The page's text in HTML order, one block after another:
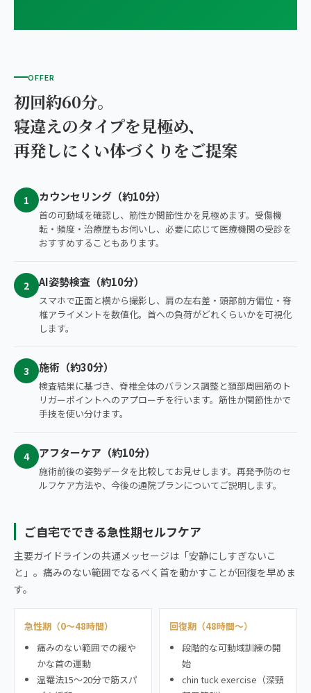
OFFER
初回約60分。
寝違えのタイプを見極め、
再発しにくい体づくりをご提案
1 カウンセリング（約10分）
首の可動域を確認し、筋性か関節性かを見極めます。受傷機
転・頻度・治療歴もお伺いし、必要に応じて医療機関の受診を
おすすめすることもあります。
2 AI姿勢検査（約10分）
スマホで正面と横から撮影し、肩の左右差・頭部前方偏位・脊
椎アライメントを数値化。首への負荷がどれくらいかを可視化
します。
3 施術（約30分）
検査結果に基づき、脊椎全体のバランス調整と頚部周囲筋のト
リガーポイントへのアプローチを行います。筋性か関節性かで
手技を使い分けます。
4 アフターケア（約10分）
施術前後の姿勢データを比較してお見せします。再発予防のセ
ルフケア方法や、今後の通院プランについてご説明します。
ご自宅でできる急性期セルフケア
主要ガイドラインの共通メッセージは「安静にしすぎないこ
と」。痛みのない範囲でなるべく首を動かすことが回復を早めま
す。
急性期（0〜48時間）
痛みのない範囲での緩や
かな首の運動
温罨法15〜20分で筋スパ
回復期（48時間〜）
段階的な可動域訓練の開
始
chin tuck exercise（深頸